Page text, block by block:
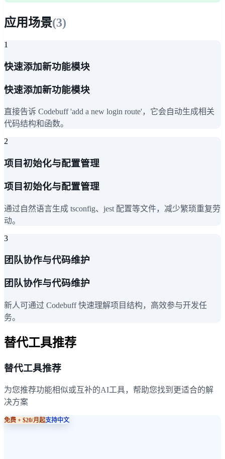
应用场景(3)
1
快速添加新功能模块
快速添加新功能模块
直接告诉 Codebuff 'add a new login route'，它会自动生成相关
代码结构和函数。
2
项目初始化与配置管理
项目初始化与配置管理
通过自然语言生成 tsconfig、jest 配置等文件，减少繁琐重复劳
动。
3
团队协作与代码维护
团队协作与代码维护
新人可通过 Codebuff 快速理解项目结构，高效参与开发任
务。
替代工具推荐
替代工具推荐
为您推荐功能相似或互补的AI工具，帮助您找到更适合的解
决方案
免费 + $20/月起支持中文